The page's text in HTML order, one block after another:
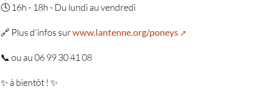
🕓 16h - 18h - Du lundi au vendredi
🔗 Plus d’infos surwww.lantenne.org/poneys
📞 ou au 06 99 30 41 08
✨ à bientôt ! ✨